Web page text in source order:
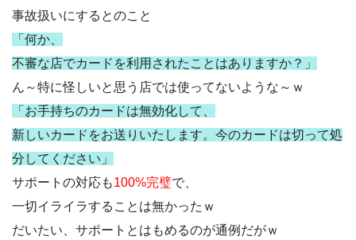
事故扱いにするとのこと
「何か、
不審な店でカードを利用されたことはありますか？」
ん～特に怪しいと思う店では使ってないような～ｗ
「お手持ちのカードは無効化して、
新しいカードをお送りいたします。今のカードは切って処
分してください」
サポートの対応も100%完璧で、
一切イライラすることは無かったｗ
だいたい、サポートとはもめるのが通例だがｗ